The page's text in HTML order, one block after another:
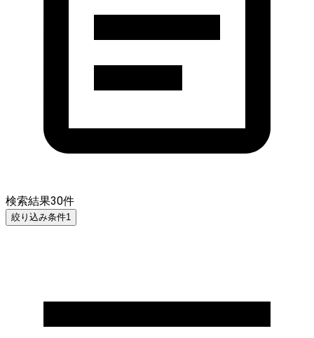
検索結果30件
絞り込み条件1